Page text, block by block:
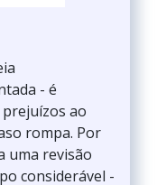
- é
ao
rompa. Por
uma revisão
considerável -